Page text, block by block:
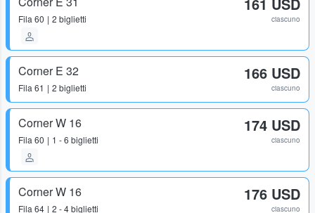
Fila 60 2 biglietti
161 USD
ciascuno
Corner E 32
Fila 61 2 biglietti
166 USD
ciascuno
Corner W 16
Fila 60 1 - 6 biglietti
174 USD
ciascuno
Corner W 16
Fila 64 2 - 4 biglietti
176 USD
ciascuno